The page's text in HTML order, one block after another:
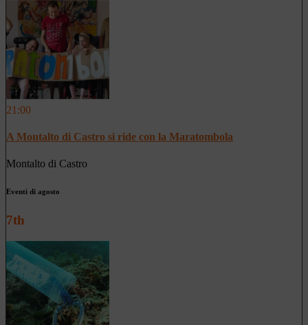
21:00
A Montalto di Castro si ride con la Maratombola
Montalto di Castro
Eventi di agosto
7th